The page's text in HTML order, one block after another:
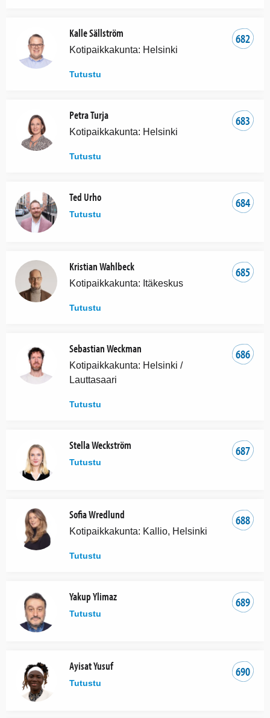
682
Kalle Sällström
Kotipaikkakunta: Helsinki
Tutustu
683
Petra Turja
Kotipaikkakunta: Helsinki
Tutustu
684
Ted Urho
Tutustu
685
Kristian Wahlbeck
Kotipaikkakunta: Itäkeskus
Tutustu
686
Sebastian Weckman
Kotipaikkakunta: Helsinki /
Lauttasaari
Tutustu
687
Stella Weckström
Tutustu
688
Sofia Wredlund
Kotipaikkakunta: Kallio, Helsinki
Tutustu
689
Yakup Ylimaz
Tutustu
690
Ayisat Yusuf
Tutustu